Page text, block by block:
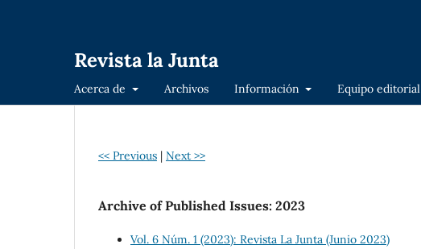
Revista la Junta
Acerca de Archivos Información Equipo editorial
<< Previous | Next >>
Archive of Published Issues: 2023
Vol. 6 Núm. 1 (2023): Revista La Junta (Junio 2023)